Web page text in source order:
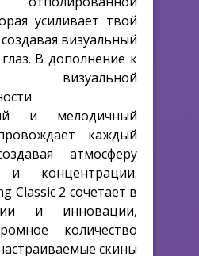
усиливает твой
визуальный
В дополнение к
и мелодичный
каждый
атмосферу
и концентрации.
Classic 2 сочетает в
и инновации,
количество
скины